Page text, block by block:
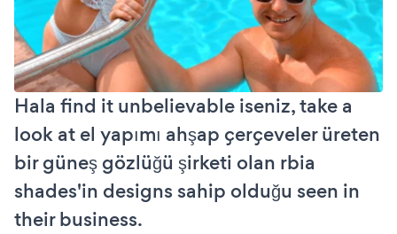
Hala find it unbelievable iseniz, take a
look at el yapımı ahşap çerçeveler üreten
bir güneş gözlüğü şirketi olan rbia
shades'in designs sahip olduğu seen in
their business.